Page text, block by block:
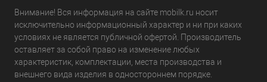
Внимание! Вся информация на сайте mobilk.ru носит
исключительно информационный характер и ни при каких
условиях не является публичной офертой. Производитель
оставляет за собой право на изменение любых
характеристик, комплектации, места производства и
внешнего вида изделия в одностороннем порядке.